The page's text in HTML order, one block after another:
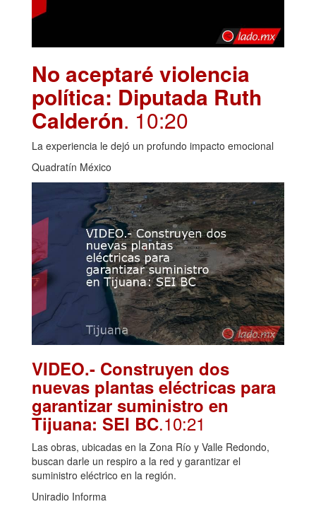
No aceptaré violencia
política: Diputada Ruth
Calderón. 10:20
La experiencia le dejó un profundo impacto emocional
Quadratín México
VIDEO.- Construyen dos
nuevas plantas eléctricas para
garantizar suministro en
Tijuana: SEI BC.10:21
Las obras, ubicadas en la Zona Río y Valle Redondo,
buscan darle un respiro a la red y garantizar el
suministro eléctrico en la región.
Uniradio Informa